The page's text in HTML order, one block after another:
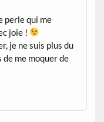
perle qui me
joie !
je ne suis plus du
me moquer de